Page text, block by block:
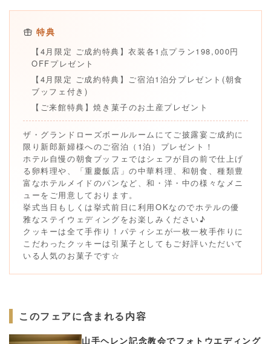
特典
【4月限定 ご成約特典】衣装各1点プラン198,000円
OFFプレゼント
【4月限定 ご成約特典】ご宿泊1泊分プレゼント(朝食
ブッフェ付き)
【ご来館特典】焼き菓子のお土産プレゼント
ザ・グランドローズボールルームにてご披露宴ご成約に
限り新郎新婦様へのご宿泊（1泊）プレゼント！
ホテル自慢の朝食ブッフェではシェフが目の前で仕上げ
る卵料理や、「重慶飯店」の中華料理、和朝食、種類豊
富なホテルメイドのパンなど、和・洋・中の様々なメニ
ューをご用意しております。
挙式当日もしくは挙式前日に利用OKなのでホテルの優
雅なステイウェディングをお楽しみください♪
クッキーは全て手作り！パティシエが一枚一枚手作りに
こだわったクッキーは引菓子としてもご好評いただいて
いる人気のお菓子です☆
このフェアに含まれる内容
山手ヘレン記念教会でフォトウエディング